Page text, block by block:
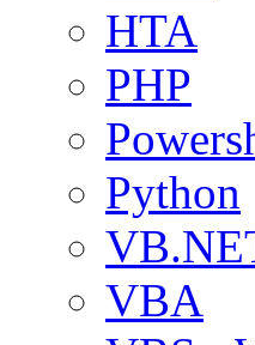
HTA
PHP
Python
VBA